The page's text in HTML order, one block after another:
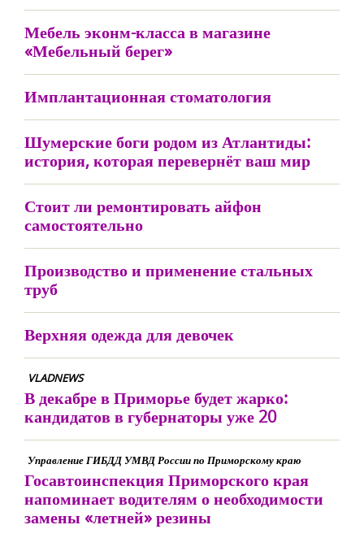
Мебель эконм-класса в магазине
«Мебельный берег»
Имплантационная стоматология
Шумерские боги родом из Атлантиды:
история, которая перевернёт ваш мир
Стоит ли ремонтировать айфон
самостоятельно
Производство и применение стальных
труб
Верхняя одежда для девочек
VLADNEWS
В декабре в Приморье будет жарко:
кандидатов в губернаторы уже 20
Управление ГИБДД УМВД России по Приморскому краю
Госавтоинспекция Приморского края
напоминает водителям о необходимости
замены «летней» резины